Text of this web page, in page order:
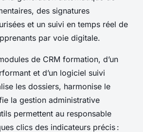
des signatures
et un suivi en temps réel de
par voie digitale.
de CRM formation, d’un
et d’un logiciel suivi
les dossiers, harmonise le
la gestion administrative
permettent au responsable
clics des indicateurs précis :